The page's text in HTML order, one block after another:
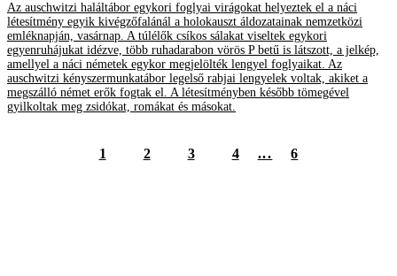
Az auschwitzi haláltábor egykori foglyai virágokat helyeztek el a náci
létesítmény egyik kivégzőfalánál a holokauszt áldozatainak nemzetközi
emléknapján, vasárnap. A túlélők csíkos sálakat viseltek egykori
egyenruhájukat idézve, több ruhadarabon vörös P betű is látszott, a jelkép,
amellyel a náci németek egykor megjelölték lengyel foglyaikat. Az
auschwitzi kényszermunkatábor legelső rabjai lengyelek voltak, akiket a
megszálló német erők fogtak el. A létesítményben később tömegével
gyilkoltak meg zsidókat, romákat és másokat.
1 2 3 4 ... 6